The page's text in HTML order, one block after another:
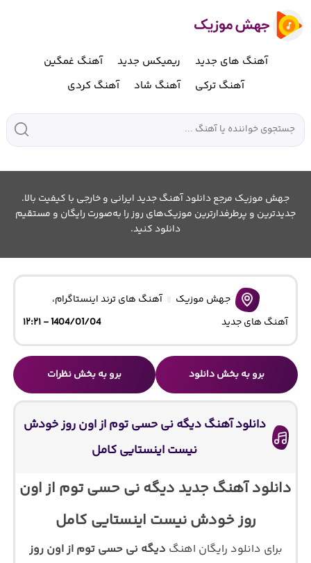
آهنگ های جدید ریمیکس جدید
آهنگ غمگین
آهنگ ترکی
آهنگ شاد آهنگ کردی
جهش موزیک مرجع دانلود آهنگ جدید ایرانی و خارجی با کیفیت بالا.
جدیدترین و پرطرفدارترین موزیک‌های روز را به‌صورت رایگان و مستقیم
دانلود کنید.
جهش موزیک آهنگ های ترند اینستاگرام،
آهنگ های جدید
1404/01/04 - ۱۲:۲۱
برو به بخش دانلود برو به بخش نظرات
دانلود آهنگ دیگه نی حسی توم از اون روز خودش
نیست اینستایی کامل
دانلود آهنگ جدید دیگه نی حسی توم از اون
روز خودش نیست اینستایی کامل
برای دانلود رایگان اهنگ دیگه نی حسی توم از اون روز